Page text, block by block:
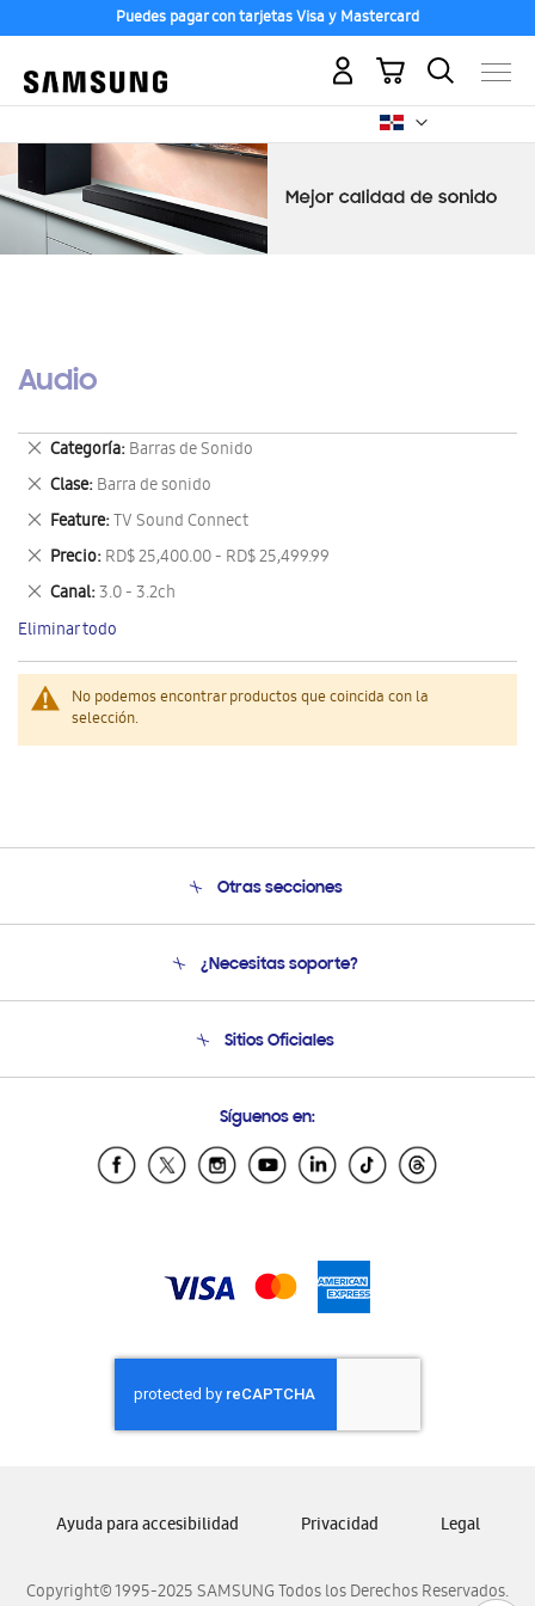
Puedes pagar con tarjetas Visa y Mastercard
Mi carrito
Audio
No podemos encontrar productos que coincida con la
selección.
Categoría Barras de Sonido
Eliminar
este
artículo
Clase Barra de sonido
Eliminar
este
artículo
Feature TV Sound Connect
Eliminar
este
artículo
Precio RD$ 25,400.00 - RD$ 25,499.99
Eliminar
este
artículo
Canal 3.0 - 3.2ch
Eliminar
este
artículo
Eliminar todo
Otras secciones
Soporte
Seguimiento de tu pedido
¿Necesitas soporte?
Soporte vía eMail
Sitios Oficiales
Samsung Ecuador
Samsung El Salvador
Samsung Nicaragua
Samsung Panamá
Samsung República Dominicana
Samsung Venezuela
Síguenos en:
Copyright© 1995-2025 SAMSUNG Todos los Derechos Reservados.
Ayuda para accesibilidad Privacidad Legal